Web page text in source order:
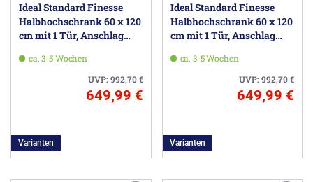
Ideal Standard Finesse
Halbhochschrank 60 x 120
cm mit 1 Tür, Anschlag
ca. 3-5 Wochen
UVP:992,70€
649,99 €
Varianten
Ideal Standard Finesse
Halbhochschrank 60 x 120
cm mit 1 Tür, Anschlag
ca. 3-5 Wochen
UVP:992,70€
649,99 €
Varianten